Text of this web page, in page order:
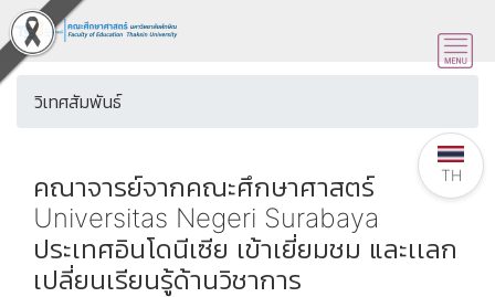
วิเทศสัมพันธ์
คณาจารย์จากคณะศึกษาศาสตร์
Universitas Negeri Surabaya
ประเทศอินโดนีเซีย เข้าเยี่ยมชม และเเลก
เปลี่ยนเรียนรู้ด้านวิชาการ
TH